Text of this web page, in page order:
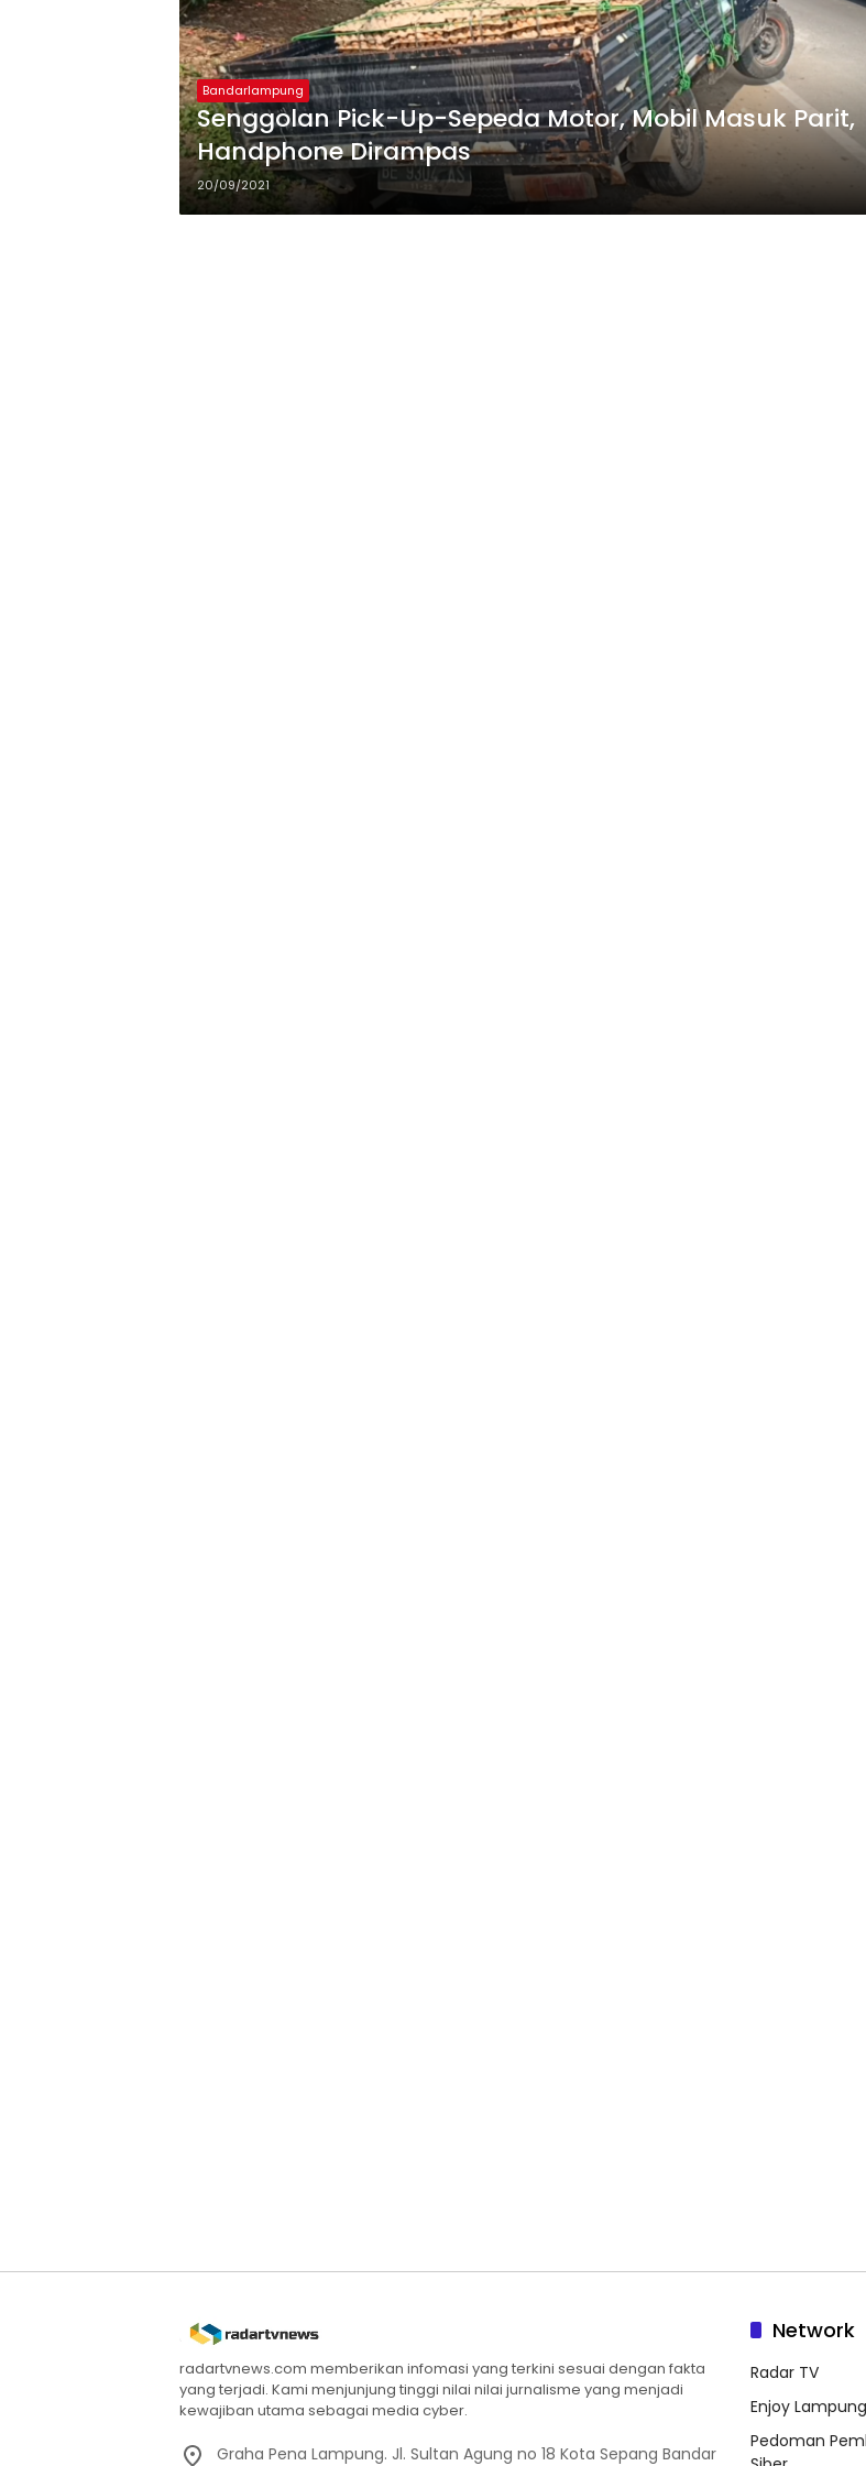
Bandarlampung
Senggolan Pick-Up-Sepeda Motor, Mobil Masuk Parit,
Handphone Dirampas
20/09/2021
radartvnews.com memberikan infomasi yang terkini sesuai dengan fakta
yang terjadi. Kami menjunjung tinggi nilai nilai jurnalisme yang menjadi
kewajiban utama sebagai media cyber.
Graha Pena Lampung. Jl. Sultan Agung no 18 Kota Sepang Bandar
Network
Radar TV
Enjoy
Pedoman